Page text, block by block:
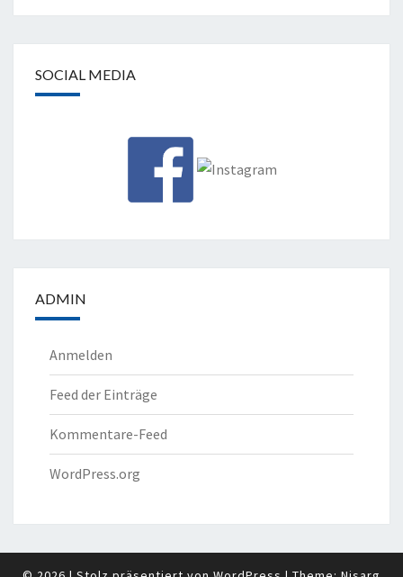
SOCIAL MEDIA
ADMIN
Anmelden
Feed der Einträge
Kommentare-Feed
WordPress.org